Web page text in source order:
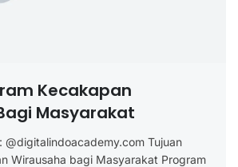
Kecakapan
Masyarakat
@digitalindoacademy.com Tujuan
Wirausaha bagi Masyarakat Program